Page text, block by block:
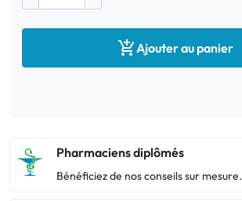
Ajouter au panier
Pharmaciens diplômés
Bénéficiez de nos conseils sur mesure.